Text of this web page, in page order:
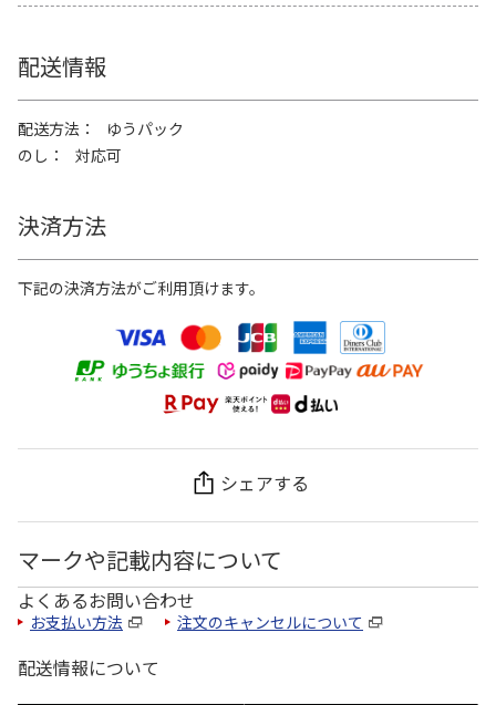
配送情報
配送方法
ゆうパック
のし
対応可
決済方法
下記の決済方法がご利用頂けます。
シェアする
マークや記載内容について
よくあるお問い合わせ
お支払い方法 注文のキャンセルについて
配送情報について